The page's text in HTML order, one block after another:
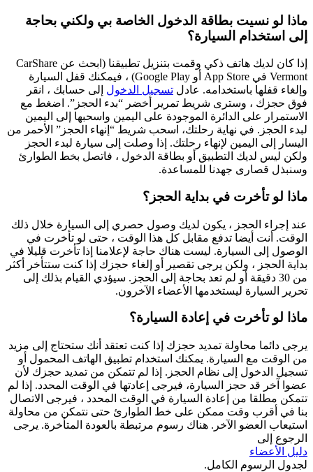
ماذا لو نسيت بطاقة الدخول الخاصة بي ولكني بحاجة
إلى استخدام السيارة؟
إذا كان لديك هاتف ذكي وقمت بتنزيل تطبيقنا (ابحث عن CarShare
Vermont في App Store أو Google Play) ، فيمكنك قفل السيارة
وإلغاء قفلها باستخدامه. عادل تسجيل الدخول إلى حسابك ، انقر
فوق حجزك ، وسترى شريط تمرير أخضر “بدء الحجز”. اضغط مع
الاستمرار على الدائرة الموجودة على اليمين واسحبها إلى اليمين
لبدء الحجز. في نهاية رحلتك، اسحب شريط “إنهاء الحجز” الأحمر من
اليسار إلى اليمين لإنهاء رحلتك. إذا وصلت إلى سيارة لبدء الحجز
ولكن ليس لديك التطبيق أو بطاقة الدخول ، فاتصل بخط الطوارئ
وسنبذل قصارى جهدنا للمساعدة.
ماذا لو تأخرت في بداية الحجز؟
عند إجراء الحجز ، يكون لديك وصول حصري إلى السيارة خلال ذلك
الوقت. أنت أيضا تدفع مقابل كل هذا الوقت ، حتى لو تأخرت في
الوصول إلى السيارة. ليست هناك حاجة لإعلامنا إذا تأخرت قليلا في
بداية الحجز ، ولكن يرجى تقصير أو إلغاء حجزك إذا كنت ستتأخر أكثر
من 30 دقيقة أو لم تعد بحاجة إلى الحجز. سيؤدي القيام بذلك إلى
تحرير السيارة ليستخدمها الأعضاء الآخرون.
ماذا لو تأخرت في إعادة السيارة؟
يرجى دائما محاولة تمديد حجزك إذا كنت تعتقد أنك ستحتاج إلى مزيد
من الوقت مع السيارة. يمكنك استخدام تطبيق الهاتف المحمول أو
تسجيل الدخول إلى نظام الحجز. إذا لم تتمكن من تمديد حجزك لأن
عضوا آخر قد حجز السيارة، فيرجى إعادتها في الوقت المحدد. إذا لم
تتمكن مطلقا من إعادة السيارة في الوقت المحدد ، فيرجى الاتصال
بنا في أقرب وقت ممكن على خط الطوارئ حتى نتمكن من محاولة
استيعاب العضو الآخر. هناك رسوم مرتبطة بالعودة المتأخرة. يرجى
الرجوع إلى
دليل الأعضاء
لجدول الرسوم الكامل.